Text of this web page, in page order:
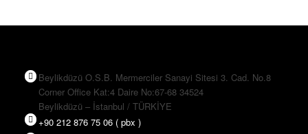
Beylikdüzü O.S.B. Mermerciler Sanayi Sitesi 3. Cad. No.8
Corner Office Kat:4 Daire No:67-68 34524
Beylikdüzü – İstanbul / TÜRKİYE
+90 212 876 75 06 ( pbx )